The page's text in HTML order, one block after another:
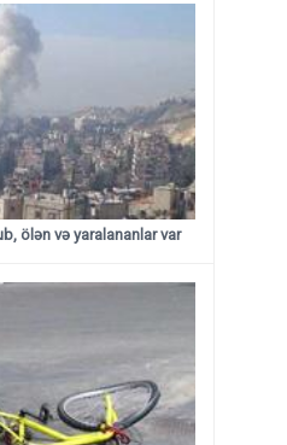
ölən və yaralananlar var